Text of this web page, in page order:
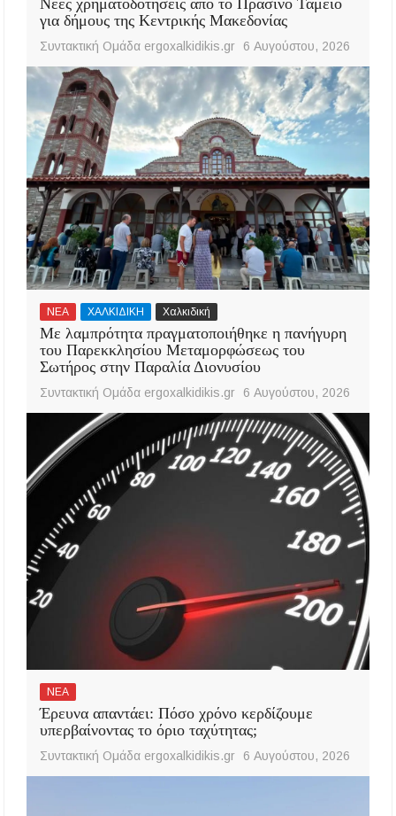
Νέες χρηματοδοτήσεις από το Πράσινο Ταμείο
για δήμους της Κεντρικής Μακεδονίας
Συντακτική Ομάδα ergoxalkidikis.gr 6 Αυγούστου, 2026
ΝΕΑ ΧΑΛΚΙΔΙΚΗ Χαλκιδική
Με λαμπρότητα πραγματοποιήθηκε η πανήγυρη
του Παρεκκλησίου Μεταμορφώσεως του
Σωτήρος στην Παραλία Διονυσίου
Συντακτική Ομάδα ergoxalkidikis.gr 6 Αυγούστου, 2026
ΝΕΑ
Έρευνα απαντάει: Πόσο χρόνο κερδίζουμε
υπερβαίνοντας το όριο ταχύτητας;
Συντακτική Ομάδα ergoxalkidikis.gr 6 Αυγούστου, 2026